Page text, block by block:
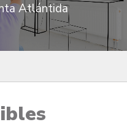
Atlántida